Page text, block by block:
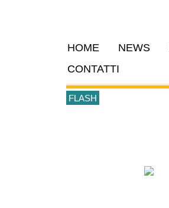
HOME NEWS
CONTATTI
FLASH